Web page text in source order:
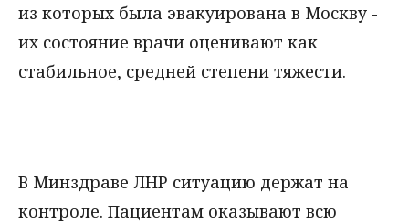
из которых была эвакуирована в Москву -
их состояние врачи оценивают как
стабильное, средней степени тяжести.
В Минздраве ЛНР ситуацию держат на
контроле. Пациентам оказывают всю